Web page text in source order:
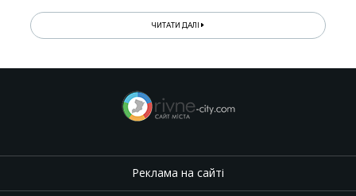
ЧИТАТИ ДАЛІ
Реклама на сайті